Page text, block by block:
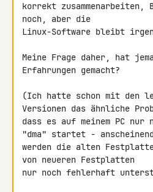
korrekt
noch, aber die
Linux-Software bleibt
Meine Frage daher, hat
Erfahrungen gemacht?
(Ich hatte schon mit den
Versionen das ähnliche
dass es auf meinem PC nur
"dma" startet -
werden die alten
von neueren Festplatten
nur noch fehlerhaft